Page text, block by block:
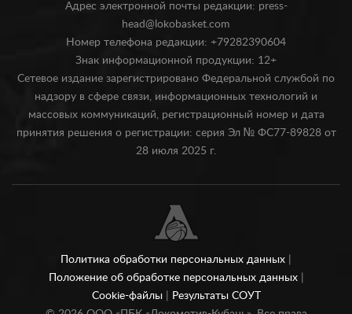
Адрес электронной почты редакции: press-
head@lokobasket.com
Номер телефона редакции: +79282390604
Знак информационной продукции: 12+
Сетевое издание зарегистрировано Федеральной службой по
надзору в сфере связи, информационных технологий и
массовых коммуникаций, регистрационный номер и дата
принятия решения о регистрации: серия Эл № ФС77-89828 от
28 июля 2025 г.
Политика обработки персональных данных
Положение об обработке персональных данных
Cookie-файлы
Результаты СОУТ